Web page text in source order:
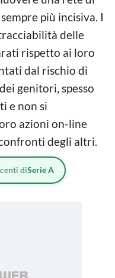
più incisiva. I
delle
rispetto ai loro
dal rischio di
genitori, spesso
e non si
azioni on-line
degli altri.
diSerie A